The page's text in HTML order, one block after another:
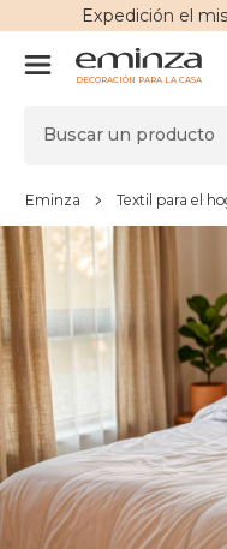
Expedición el
DECORACIÓN PARA LA CASA
Eminza Textil para el